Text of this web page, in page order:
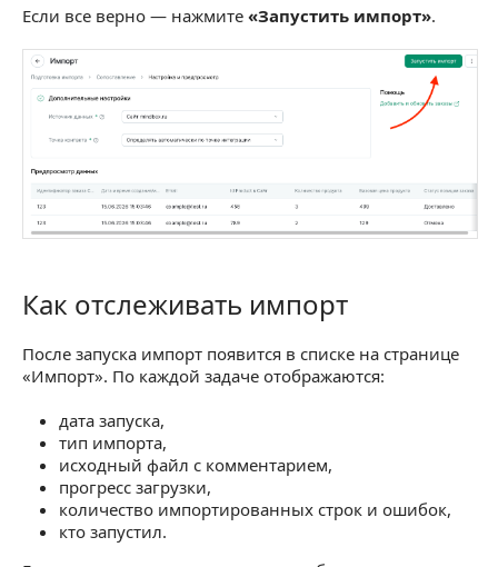
Если все верно — нажмите «Запустить импорт».
Как отслеживать импорт
Как отслеживать импорт
После запуска импорт появится в списке на странице
«Импорт». По каждой задаче отображаются:
дата запуска,
тип импорта,
исходный файл с комментарием,
прогресс загрузки,
количество импортированных строк и ошибок,
кто запустил.